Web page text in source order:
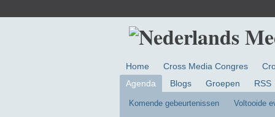
Home Cross Media Congres
Agenda
Blogs Groepen RSS
Komende gebeurtenissen Voltooide